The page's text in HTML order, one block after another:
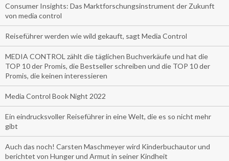
Consumer Insights: Das Marktforschungsinstrument der Zukunft
von media control
Reiseführer werden wie wild gekauft, sagt Media Control
MEDIA CONTROL zählt die täglichen Buchverkäufe und hat die
TOP 10 der Promis, die Bestseller schreiben und die TOP 10 der
Promis, die keinen interessieren
Media Control Book Night 2022
Ein eindrucksvoller Reiseführer in eine Welt, die es so nicht mehr
gibt
Auch das noch! Carsten Maschmeyer wird Kinderbuchautor und
berichtet von Hunger und Armut in seiner Kindheit